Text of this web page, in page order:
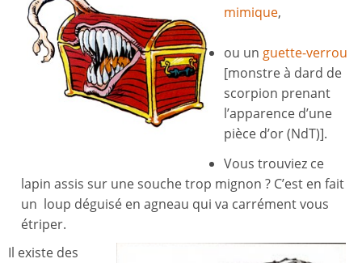
mimique,
ou un guette-verrou
[monstre à dard de
scorpion prenant
l’apparence d’une
pièce d’or (NdT)].
Vous trouviez ce
lapin assis sur une souche trop mignon ? C’est en fait
un loup déguisé en agneau qui va carrément vous
étriper.
Il existe des